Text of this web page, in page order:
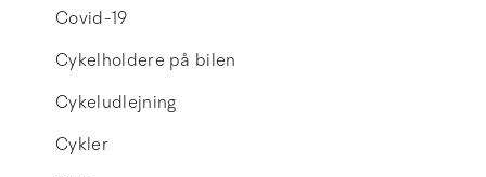
Covid-19
Cykelholdere på bilen
Cykeludlejning
Cykler